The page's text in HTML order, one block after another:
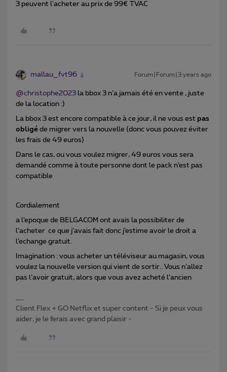
3 peuvent l'acheter au prix de 99€ TVAC
mallau_fvt96 Forum|Forum|3 years ago
@christophe2023 la bbox 3 n’a jamais été en vente , juste
de la location :)
La bbox 3 est encore compatible à ce jour, il ne vous est pas
obligé de migrer vers la nouvelle (donc vous pouvez éviter
les frais de 49 euros)
Dans le cas, ou vous voulez migrer, 49 euros vous sera
demandé comme à toute personne dont le pack n’est pas
compatible
Cordialement
a l’epoque de BELGACOM ont avais la possibiliter de
l’acheter ce que j’avais fait donc j’estime avoir le droit a
l’echange gratuit.
Imagination : vous acheter un téléviseur au magasin, vous
voulez la nouvelle version qui vient de sortir.. Vous n’allez
pas l’avoir gratuit, alors que vous avez acheté l’ancien
Client Flex + GO Netflix et super content - Si je peux vous
aider, je le ferais avec grand plaisir -